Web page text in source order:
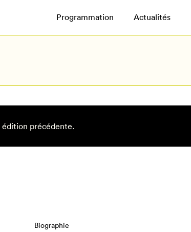
Programmation Actualités
précédente.
Biographie